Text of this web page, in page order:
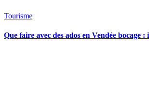
Tourisme
Que faire avec des ados en Vendée bocage :